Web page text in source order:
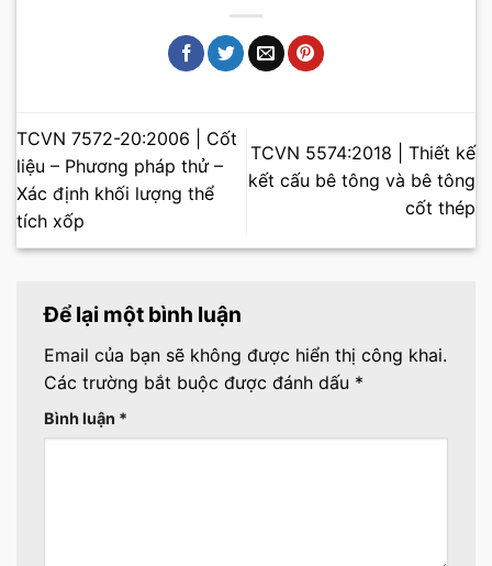
TCVN 7572-20:2006 | Cốt
liệu – Phương pháp thử –
Xác định khối lượng thể
tích xốp
TCVN 5574:2018 | Thiết kế
kết cấu bê tông và bê tông
cốt thép
Để lại một bình luận
Email của bạn sẽ không được hiển thị công khai.
Các trường bắt buộc được đánh dấu *
Bình luận *